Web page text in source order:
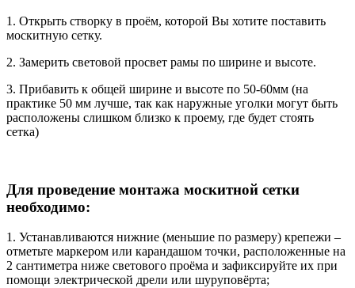
1. Открыть створку в проём, которой Вы хотите поставить
москитную сетку.
2. Замерить световой просвет рамы по ширине и высоте.
3. Прибавить к общей ширине и высоте по 50-60мм (на
практике 50 мм лучше, так как наружные уголки могут быть
расположены слишком близко к проему, где будет стоять
сетка)
Для проведение монтажа москитной сетки
необходимо:
1. Устанавливаются нижние (меньшие по размеру) крепежи –
отметьте маркером или карандашом точки, расположенные на
2 сантиметра ниже светового проёма и зафиксируйте их при
помощи электрической дрели или шуруповёрта;